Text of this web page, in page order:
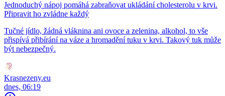
Jednoduchý nápoj pomáhá zabraňovat ukládání cholesterolu v krvi.
Připravit ho zvládne každý
Tučné jídlo, žádná vláknina ani ovoce a zelenina, alkohol, to vše
přispívá přibírání na váze a hromadění tuku v krvi. Takový tuk může
být nebezpečný.
Krasnezeny.eu
dnes, 06:19